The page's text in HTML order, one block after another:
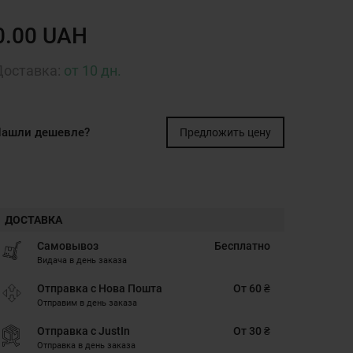
UAH
от 10 дн.
дешевле? Предложить цену
ДОСТАВКА
Самовывоз
Видача в день заказа
Бесплатно
Отправка с Нова Пошта
Отправим в день заказа
От 60 ₴
Отправка с JustIn
Отправка в день заказа
От 30 ₴